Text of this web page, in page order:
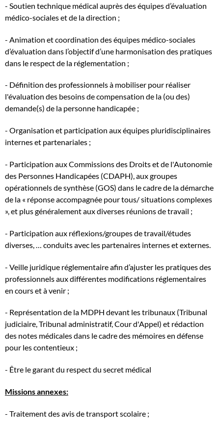
- Soutien technique médical auprès des équipes d’évaluation
médico-sociales et de la direction ;
- Animation et coordination des équipes médico-sociales
d’évaluation dans l’objectif d’une harmonisation des pratiques
dans le respect de la réglementation ;
- Définition des professionnels à mobiliser pour réaliser
l'évaluation des besoins de compensation de la (ou des)
demande(s) de la personne handicapée ;
- Organisation et participation aux équipes pluridisciplinaires
internes et partenariales ;
- Participation aux Commissions des Droits et de l'Autonomie
des Personnes Handicapées (CDAPH), aux groupes
opérationnels de synthèse (GOS) dans le cadre de la démarche
de la « réponse accompagnée pour tous/ situations complexes
», et plus généralement aux diverses réunions de travail ;
- Participation aux réflexions/groupes de travail/études
diverses, … conduits avec les partenaires internes et externes.
- Veille juridique réglementaire afin d’ajuster les pratiques des
professionnels aux différentes modifications réglementaires
en cours et à venir ;
- Représentation de la MDPH devant les tribunaux (Tribunal
judiciaire, Tribunal administratif, Cour d'Appel) et rédaction
des notes médicales dans le cadre des mémoires en défense
pour les contentieux ;
- Être le garant du respect du secret médical
Missions annexes:
- Traitement des avis de transport scolaire ;